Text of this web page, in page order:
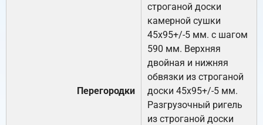
Перегородки
строганой доски
камерной сушки
45х95+/-5 мм. с шагом
590 мм. Верхняя
двойная и нижняя
обвязки из строганой
доски 45х95+/-5 мм.
Разгрузочный ригель
из строганой доски